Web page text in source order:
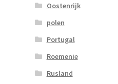
Oostenrijk
polen
Portugal
Roemenie
Rusland